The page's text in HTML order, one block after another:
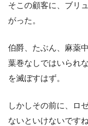
そこの顧客に、ブリ
がった。
伯爵、たぶん、麻薬
葉巻なしではいられ
を滅ぼすはず。
しかしその前に、ロ
ないといけないですね